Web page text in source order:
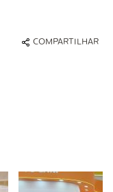
COMPARTILHAR